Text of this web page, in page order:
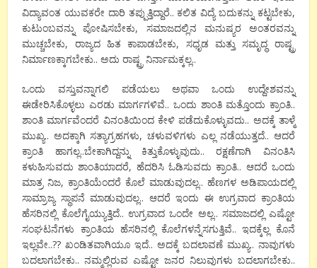
ವಿದ್ಯಾವಂತ ಯುವಕರೇ ದಾರಿ ತಪ್ಪುತ್ತಿದ್ದಾರೆ.. ಕಲಿತ ವಿದ್ಯೆ ಬದುಕನ್ನು ಕಟ್ಟಬೇಕು,
ಕುಟುಂಬವನ್ನು ಪೋಷಿಸಬೇಕು, ಸಮಾಜದಲ್ಲಿನ ಮನುಷ್ಯರ ಅಂತರವನ್ನು
ಮುಚ್ಚಬೇಕು, ರಾಜ್ಯದ ಹಿತ ಕಾಪಾಡಬೇಕು, ಸಧೃಡ ಮತ್ತು ಸಮೃದ್ಧ ರಾಷ್ಟ್ರ
ನಿರ್ಮಾಣಕ್ಕಾಗಬೇಕು.. ಅದು ರಾಷ್ಟ್ರ ನಿರ್ನಾಮಕ್ಕಲ್ಲ..
ಒಂದು ವಸ್ತುವನ್ನಾಗಲಿ ಪಡೆಯಲು ಅಥವಾ ಒಂದು ಉದ್ದೇಶವನ್ನು
ಈಡೇರಿಸಿಕೊಳ್ಳಲು ಎರಡು ಮಾರ್ಗಗಳಿವೆ.. ಒಂದು ಶಾಂತಿ ಮತ್ತೊಂದು ಕ್ರಾಂತಿ..
ಶಾಂತಿ ಮಾರ್ಗವೆಂದರೆ ವಿನಂತಿಯಿಂದ ಕೇಳಿ ಪಡೆದುಕೊಳ್ಳುವದು.. ಅದಕ್ಕೆ ತಾಳ್ಮೆ
ಮುಖ್ಯ.. ಅದಕ್ಕಾಗಿ ಸತ್ಯಾಗ್ರಹಗಳು, ಚಳುವಳಿಗಳು ಎಲ್ಲ ನಡೆಯುತ್ತದೆ.. ಆದರೆ
ಕ್ರಾಂತಿ ಹಾಗಲ್ಲ..ಬೇಕಾಗಿದ್ದನ್ನು ಕಿತ್ತುಕೊಳ್ಳುವುದು.. ರಕ್ಷಣೆಗಾಗಿ ವಿನಂತಿಸಿ
ಕಳುಹಿಸುವದು ಶಾಂತಿಯಾದರೆ, ಹೆದರಿಸಿ ಓಡಿಸುವದು ಕ್ರಾಂತಿ.. ಆದರೆ ಒಂದು
ಮಾತ್ರ ನಿಜ, ಕ್ರಾಂತಿಯೆಂದರೆ ಕೊಲೆ ಮಾಡುವುದಲ್ಲ.. ಹೆಣಗಳ ಅಡಿಪಾಯದಲ್ಲಿ
ಸಾಮ್ರಾಜ್ಯ ಸ್ಥಾಪನೆ ಮಾಡುವುದಲ್ಲ.. ಆದರೆ ಇಂದು ಈ ಉಗ್ರವಾದ ಕ್ರಾಂತಿಯ
ಹೆಸರಿನಲ್ಲಿ ಕೊಲೆಗೈಯ್ಯುತ್ತಿದೆ.. ಉಗ್ರವಾದ ಒಂದೇ ಅಲ್ಲ.. ಸಮಾಜದಲ್ಲಿ ಎಷ್ಟೋ
ಸಂಘಟನೆಗಳು ಕ್ರಾಂತಿಯ ಹೆಸರಿನಲ್ಲಿ ಕೊಲೆಗಳನ್ನೆಸಗುತ್ತಿವೆ.. ಇದಕ್ಕೆಲ್ಲ ಕೊನೆ
ಇಲ್ಲವೇ..?? ಖಂಡಿತವಾಗಿಯೂ ಇದೆ.. ಅದಕ್ಕೆ ಬದಲಾವಣೆ ಮುಖ್ಯ.. ನಾವುಗಳು
ಬದಲಾಗಬೇಕು.. ನಮ್ಮಲ್ಲಿರುವ ಎಷ್ಟೋ ಜನರ ನಿಲುವುಗಳು ಬದಲಾಗಬೇಕು..